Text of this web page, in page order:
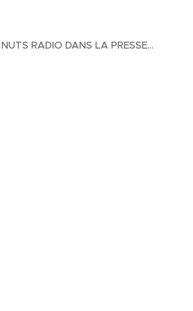
NUTS RADIO DANS LA PRESSE...